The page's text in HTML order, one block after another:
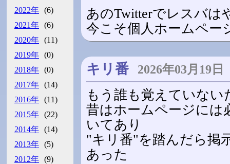
2022年 (6)
2021年 (6)
2020年 (11)
2019年 (0)
2018年 (0)
2017年 (14)
2016年 (11)
2015年 (22)
2014年 (14)
2013年 (5)
2012年 (9)
あのTwitterでレスバは
今こそ個人ホームペー
キリ番 2026年03月19日
もう誰も覚えていない
昔はホームページには
いてあり
"キリ番"を踏んだら掲
あった